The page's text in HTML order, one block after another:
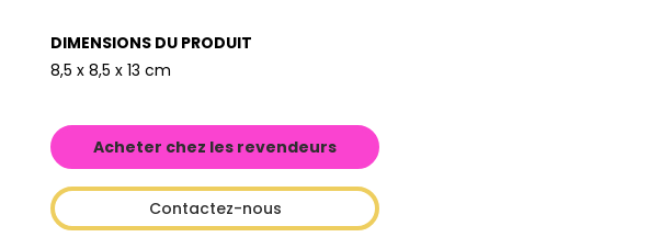
DIMENSIONS DU PRODUIT
8,5 x 8,5 x 13 cm
Acheter chez les revendeurs
Contactez-nous